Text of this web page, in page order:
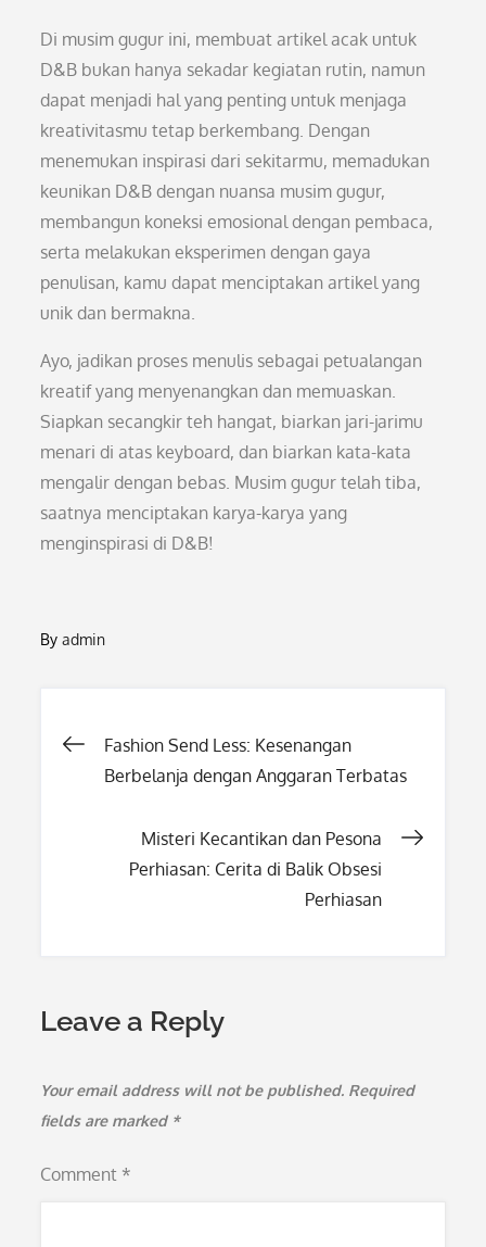
Di musim gugur ini, membuat artikel acak untuk
D&B bukan hanya sekadar kegiatan rutin, namun
dapat menjadi hal yang penting untuk menjaga
kreativitasmu tetap berkembang. Dengan
menemukan inspirasi dari sekitarmu, memadukan
keunikan D&B dengan nuansa musim gugur,
membangun koneksi emosional dengan pembaca,
serta melakukan eksperimen dengan gaya
penulisan, kamu dapat menciptakan artikel yang
unik dan bermakna.
Ayo, jadikan proses menulis sebagai petualangan
kreatif yang menyenangkan dan memuaskan.
Siapkan secangkir teh hangat, biarkan jari-jarimu
menari di atas keyboard, dan biarkan kata-kata
mengalir dengan bebas. Musim gugur telah tiba,
saatnya menciptakan karya-karya yang
menginspirasi di D&B!
Byadmin
Post
Fashion Send Less: Kesenangan
Berbelanja dengan Anggaran Terbatas
Misteri Kecantikan dan Pesona
Perhiasan: Cerita di Balik Obsesi
Perhiasan
Leave a Reply
Your email address will not be published. Required
fields are marked *
Comment *